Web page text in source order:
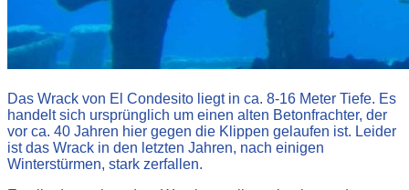
Das Wrack von El Condesito liegt in ca. 8-16 Meter Tiefe. Es
handelt sich ursprünglich um einen alten Betonfrachter, der
vor ca. 40 Jahren hier gegen die Klippen gelaufen ist. Leider
ist das Wrack in den letzten Jahren, nach einigen
Winterstürmen, stark zerfallen.